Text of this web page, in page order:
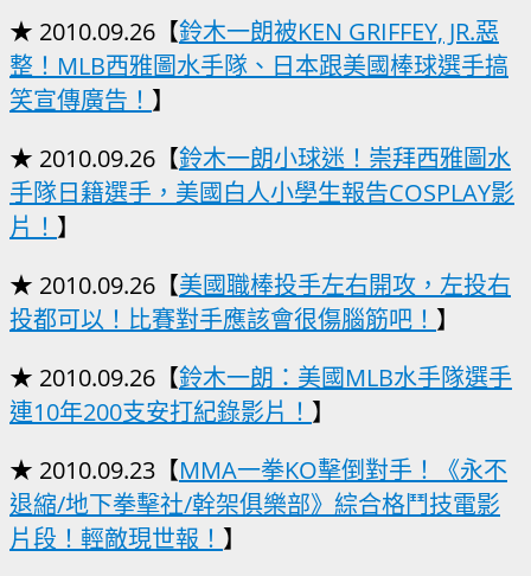
★ 2010.09.26【鈴木一朗被KEN GRIFFEY, JR.惡
整！MLB西雅圖水手隊、日本跟美國棒球選手搞
笑宣傳廣告！ 】
★ 2010.09.26【鈴木一朗小球迷！崇拜西雅圖水
手隊日籍選手，美國白人小學生報告COSPLAY影
片！ 】
★ 2010.09.26【美國職棒投手左右開攻，左投右
投都可以！比賽對手應該會很傷腦筋吧！ 】
★ 2010.09.26【鈴木一朗：美國MLB水手隊選手
連10年200支安打紀錄影片！ 】
★ 2010.09.23【MMA一拳KO擊倒對手！《永不
退縮/地下拳擊社/幹架俱樂部》綜合格鬥技電影
片段！輕敵現世報！ 】